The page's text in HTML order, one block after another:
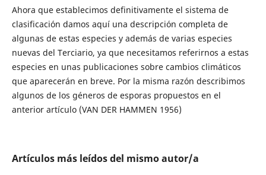
Ahora que establecimos definitivamente el sistema de
clasificación damos aquí una descripción completa de
algunas de estas especies y además de varias especies
nuevas del Terciario, ya que necesitamos referirnos a estas
especies en unas publicaciones sobre cambios climáticos
que aparecerán en breve. Por la misma razón describimos
algunos de los géneros de esporas propuestos en el
anterior artículo (VAN DER HAMMEN 1956)
Artículos más leídos del mismo autor/a